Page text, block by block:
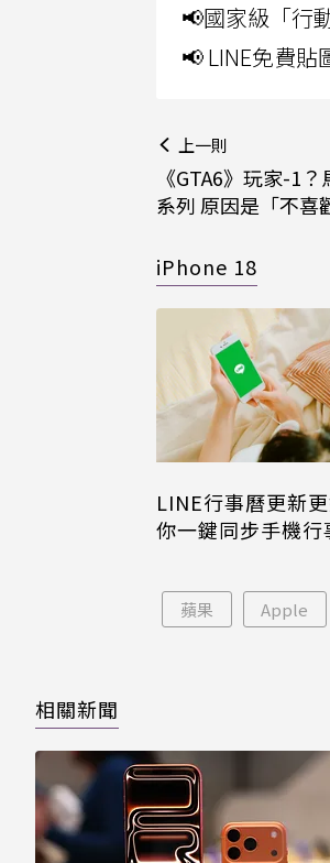
📢國家級「行
📢 LINE免費
上一則
《GTA6》玩家-1
系列 原因是「不喜
iPhone 18
LINE行事曆更新
你一鍵同步手機行
蘋果 Apple
相關新聞